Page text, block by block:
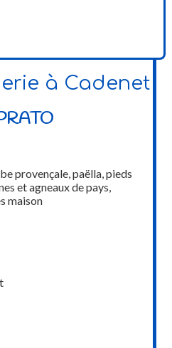
à Cadenet
provençale, paëlla, pieds
et agneaux de pays,
maison